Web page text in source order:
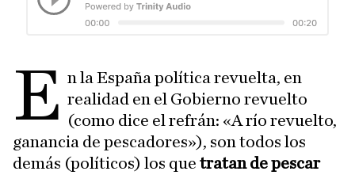
E n la España política revuelta, en
realidad en el Gobierno revuelto
(como dice el refrán: «A río revuelto,
ganancia de pescadores»), son todos los
demás (políticos) los que tratan de pescar